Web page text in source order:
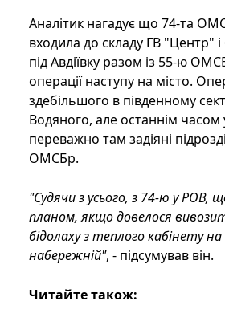
Аналітик нагадує що 74-та
входила до складу ГВ "Центр"
під Авдіївку разом із 55-ю
операції наступу на місто.
здебільшого в південному
Водяного, але останнім часом
переважно там задіяні
ОМСБр.
"Судячи з усього, з 74-ю у РОВ,
планом, якщо довелося
бідолаху з теплого кабінету на
набережній", - підсумував він.
Читайте також: